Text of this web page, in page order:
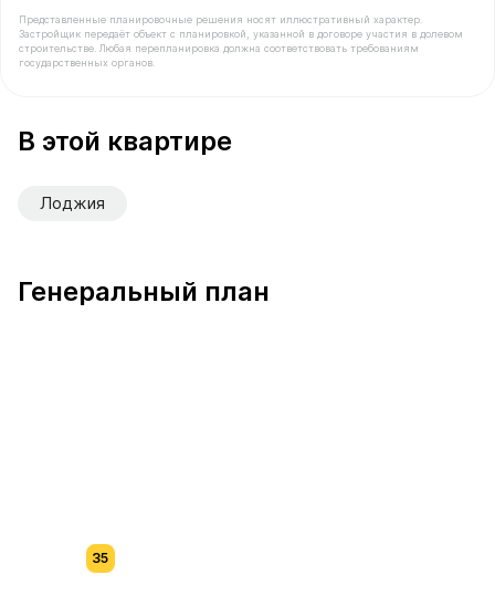
Представленные планировочные решения носят иллюстративный характер.
Застройщик передаёт объект с планировкой, указанной в договоре участия в долевом
строительстве. Любая перепланировка должна соответствовать требованиям
государственных органов.
В этой квартире
Лоджия
Генеральный план
35